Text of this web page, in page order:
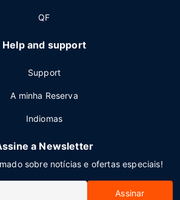
QF
Help and support
Support
A minha Reserva
Indiomas
a Newsletter
sobre notícias e ofertas especiais!
Assinar